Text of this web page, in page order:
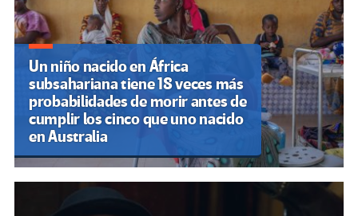
Un niño nacido en África
subsahariana tiene 18 veces más
probabilidades de morir antes de
cumplir los cinco que uno nacido
en Australia